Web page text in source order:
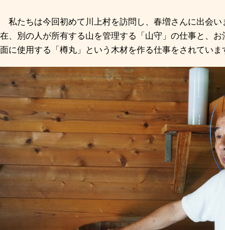
私たちは今回初めて川上村を訪問し、春増さんに出会い
在、別の人が所有する山を管理する「山守」の仕事と、
面に使用する「樽丸」という木材を作る仕事をされていま